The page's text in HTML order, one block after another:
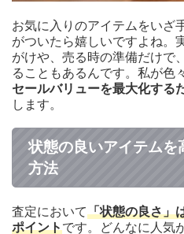
お気に入りのアイテムをいざ
がついたら嬉しいですよね。
がけや、売る時の準備だけで
ることもあるんです。私が色
セールバリューを最大化する
します。
状態の良いアイテムを
方法
査定において「状態の良さ」
ポイントです。どんなに人気